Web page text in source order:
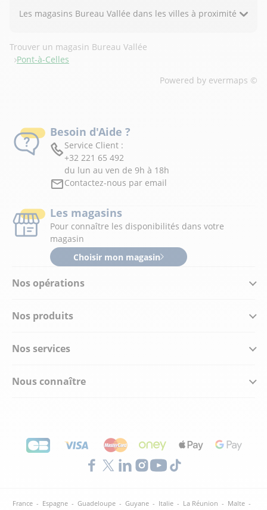
Les magasins Bureau Vallée dans les villes à proximité
Trouver un magasin Bureau Vallée
Pont-à-Celles
Powered by evermaps ©
Nos opérations
Nos produits
Nos services
Nous connaître
Besoin d'Aide ?
Service Client :
+32 221 65 492
du lun au ven de 9h à 18h
Contactez-nous par email
Les magasins
Pour connaître les disponibilités dans votre
magasin
Choisir mon magasin
France - Espagne - Guadeloupe - Guyane - Italie - La Réunion - Malte -